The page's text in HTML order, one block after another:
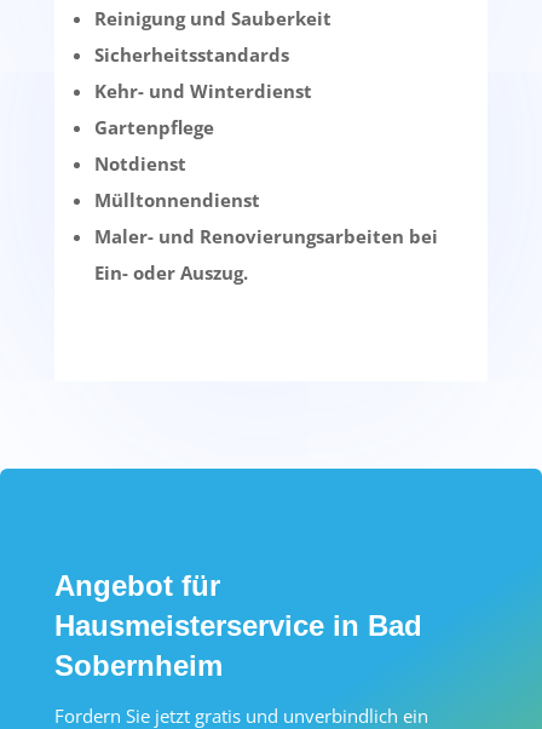
Reinigung und Sauberkeit
Sicherheitsstandards
Kehr- und Winterdienst
Gartenpflege
Notdienst
Mülltonnendienst
Maler- und Renovierungsarbeiten bei
Ein- oder Auszug.
Angebot für
Hausmeisterservice in Bad
Sobernheim
Fordern Sie jetzt gratis und unverbindlich ein